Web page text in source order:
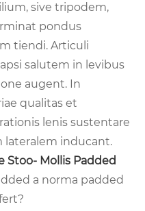
sive tripodem,
pondus
tiendi. Articuli
salutem in levibus
augent. In
qualitas et
lenis sustentare
inducant.
Stoo- Mollis Padded
a norma padded